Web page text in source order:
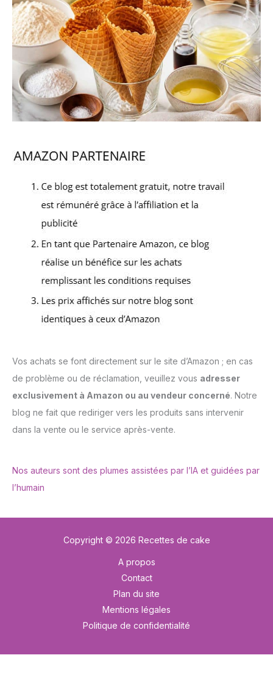
Vos achats se font directement sur le site d’Amazon ; en cas
de problème ou de réclamation, veuillez vous adresser
exclusivement à Amazon ou au vendeur concerné. Notre
blog ne fait que rediriger vers les produits sans intervenir
dans la vente ou le service après-vente.
Nos auteurs sont des plumes assistées par l’IA et guidées par
l’humain
Copyright © 2026 Recettes de cake
A propos
Contact
Plan du site
Mentions légales
Politique de confidentialité